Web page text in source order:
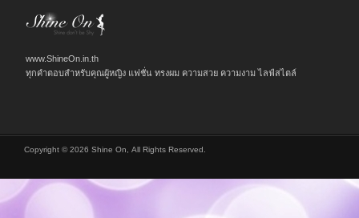
www.ShineOn.in.th
ทุกคำตอบสำหรับคุณผู้หญิง แฟชั่น ทรงผม ความสวย ความงาม ไลฟ์สไตล์
Copyright © 2026 Shine On, All Rights Reserved.